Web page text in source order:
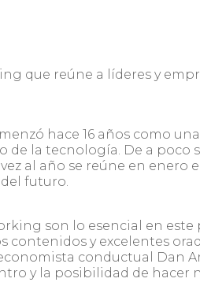
que reúne a líderes y
hace 16 años como
de la tecnología. De a poco
al año se reúne en enero
futuro.
son lo esencial en este
contenidos y excelentes
conductual Dan
y la posibilidad de hacer